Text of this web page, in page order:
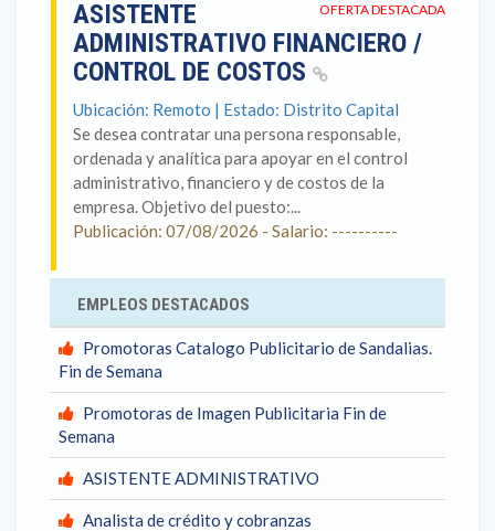
OFERTA DESTACADA
ASISTENTE
ADMINISTRATIVO FINANCIERO /
CONTROL DE COSTOS
Ubicación: Remoto | Estado: Distrito Capital
Se desea contratar una persona responsable,
ordenada y analítica para apoyar en el control
administrativo, financiero y de costos de la
empresa. Objetivo del puesto:...
Publicación: 07/08/2026 - Salario: ----------
EMPLEOS DESTACADOS
Promotoras Catalogo Publicitario de Sandalias.
Fin de Semana
Promotoras de Imagen Publicitaria Fin de
Semana
ASISTENTE ADMINISTRATIVO
Analista de crédito y cobranzas